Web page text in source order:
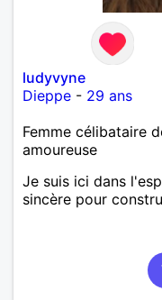
ludyvyne
Dieppe - 29 ans
Femme célibataire
amoureuse
Je suis ici dans
sincère pour